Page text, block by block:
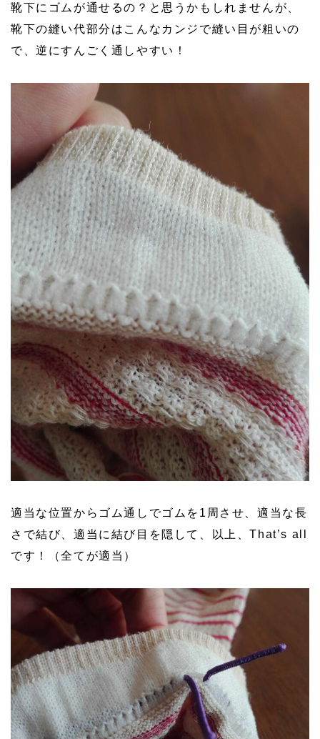
靴下にゴムが通せるの？と思うかもしれませんが、
靴下の縫い代部分はこんなカンジで縫い目が粗いの
で、逆にすんごく通しやすい！
適当な位置からゴム通しでゴムを1周させ、適当な長
さで結び、適当に結び目を隠して、以上、That’s all
です！（全てが適当）